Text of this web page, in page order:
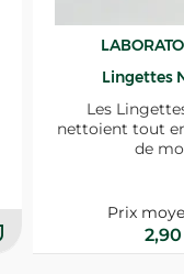
Lingettes
Les
nettoient tout
de
Prix